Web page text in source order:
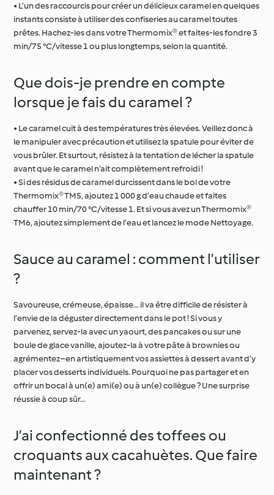
• L’un des raccourcis pour créer un délicieux caramel en quelques
instants consiste à utiliser des confiseries au caramel toutes
prêtes. Hachez-les dans votre Thermomix® et faites-les fondre 3
min/75 °C/vitesse 1 ou plus longtemps, selon la quantité.
Que dois-je prendre en compte
lorsque je fais du caramel ?
• Le caramel cuit à des températures très élevées. Veillez donc à
le manipuler avec précaution et utilisez la spatule pour éviter de
vous brûler. Et surtout, résistez à la tentation de lécher la spatule
avant que le caramel n’ait complètement refroidi !
• Si des résidus de caramel durcissent dans le bol de votre
Thermomix® TM5, ajoutez 1 000 g d’eau chaude et faites
chauffer 10 min/70 °C/vitesse 1. Et si vous avez un Thermomix®
TM6, ajoutez simplement de l’eau et lancez le mode Nettoyage.
Sauce au caramel : comment l’utiliser
?
Savoureuse, crémeuse, épaisse… il va être difficile de résister à
l’envie de la déguster directement dans le pot ! Si vous y
parvenez, servez-la avec un yaourt, des pancakes ou sur une
boule de glace vanille, ajoutez-la à votre pâte à brownies ou
agrémentez–en artistiquement vos assiettes à dessert avant d’y
placer vos desserts individuels. Pourquoi ne pas partager et en
offrir un bocal à un(e) ami(e) ou à un(e) collègue ? Une surprise
réussie à coup sûr…
J’ai confectionné des toffees ou
croquants aux cacahuètes. Que faire
maintenant ?